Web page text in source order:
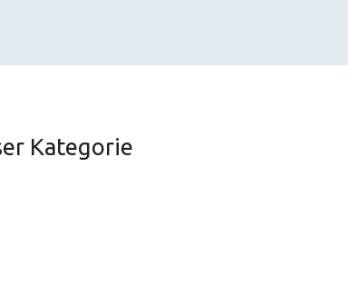
Kategorie